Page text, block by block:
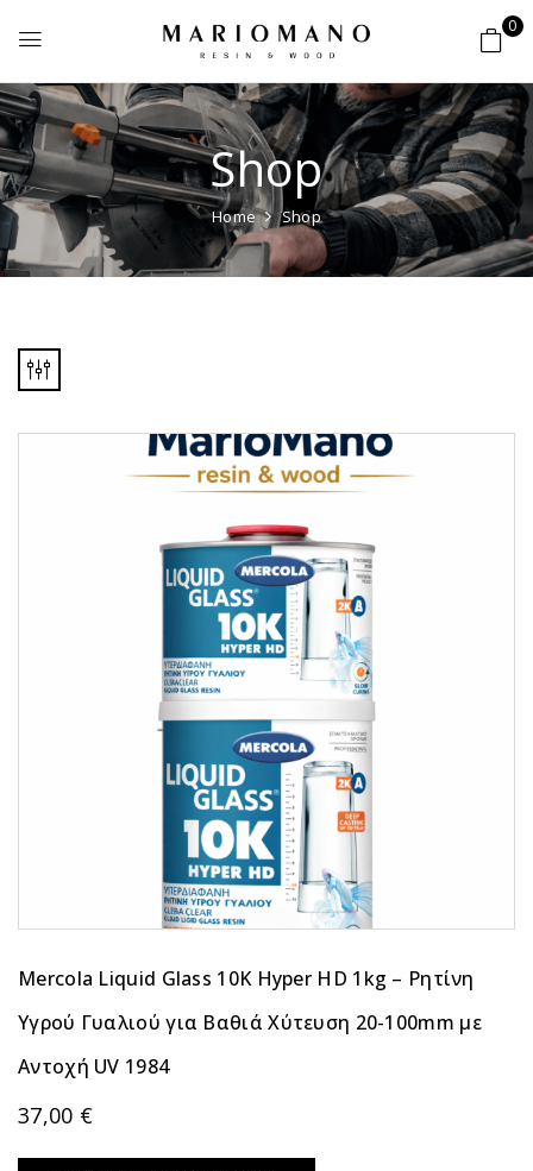
0
Shop
Home Shop
Mercola Liquid Glass 10K Hyper HD 1kg – Ρητίνη
Υγρού Γυαλιού για Βαθιά Χύτευση 20-100mm με
Αντοχή UV 1984
37,00 €